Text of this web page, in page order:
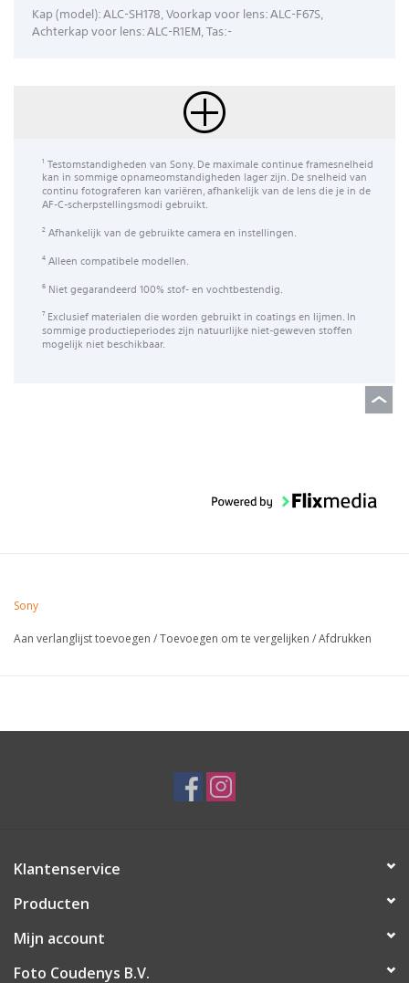
Kap (model): ALC-SH178, Voorkap voor lens: ALC-F67S,
Achterkap voor lens: ALC-R1EM, Tas:-
1 Testomstandigheden van Sony. De maximale continue framesnelheid
kan in sommige opnameomstandigheden lager zijn. De snelheid van
continu fotograferen kan variëren, afhankelijk van de lens die je in de
AF-C-scherpstellingsmodi gebruikt.
2 Afhankelijk van de gebruikte camera en instellingen.
4 Alleen compatibele modellen.
6 Niet gegarandeerd 100% stof- en vochtbestendig.
7Exclusief materialen die worden gebruikt in coatings en lijmen. In
sommige productieperiodes zijn natuurlijke niet-geweven stoffen
mogelijk niet beschikbaar.
Sony
Aan verlanglijst toevoegen /Toevoegen om te vergelijken /Afdrukken
Klantenservice
Producten
Mijn account
Foto Coudenys B.V.